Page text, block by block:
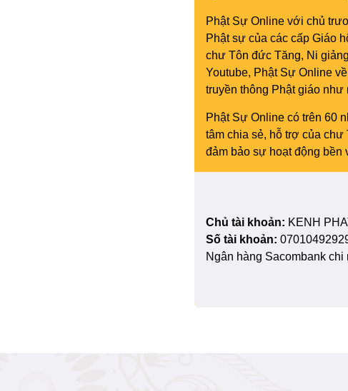
Phật Sự Online với chủ
Phật sự của các cấp Giáo
chư Tôn đức Tăng, Ni
Youtube, Phật Sự Online
truyền thông Phật giáo
Phật Sự Online có trên 60
tâm chia sẻ, hỗ trợ của
đảm bảo sự hoạt động bền
Chủ tài khoản: KENH
Số tài khoản:
Ngân hàng Sacombank chi